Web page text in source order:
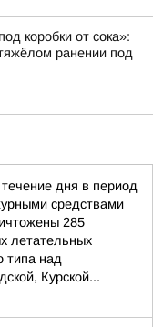
коробки от сока»:
ранении под
дня в период
средствами
285
летательных
типа над
Курской...